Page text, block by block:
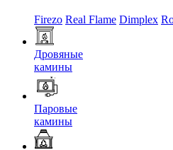
Firezo Real Flame Dimplex
Дровяные
камины
Паровые
камины